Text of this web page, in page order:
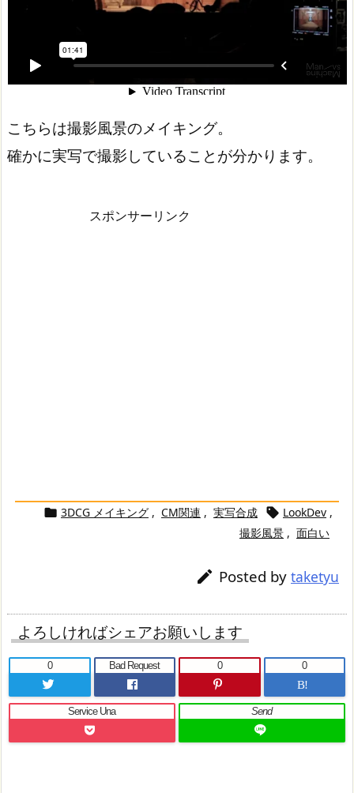
こちらは撮影風景のメイキング。
確かに実写で撮影していることが分かります。
スポンサーリンク
 3DCG メイキング , CM関連 , 実写合成  LookDev ,
撮影風景 , 面白い
 Posted by taketyu
よろしければシェアお願いします
0 Bad Request
0
B!
0
Service Una Send